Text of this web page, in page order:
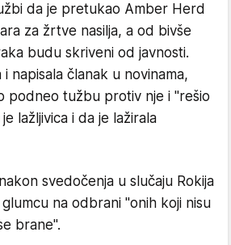
da je pretukao Amber Herd
za žrtve nasilja, a od bivše
budu skriveni od javnosti.
napisala članak u novinama,
podneo tužbu protiv nje i "rešio
lažljivica i da je lažirala
svedočenja u slučaju Rokija
na odbrani "onih koji nisu
brane".